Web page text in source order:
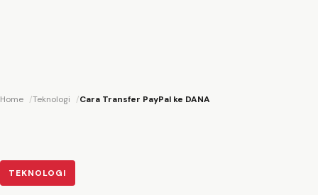
Home Teknologi Cara Transfer PayPal ke DANA
TEKNOLOGI